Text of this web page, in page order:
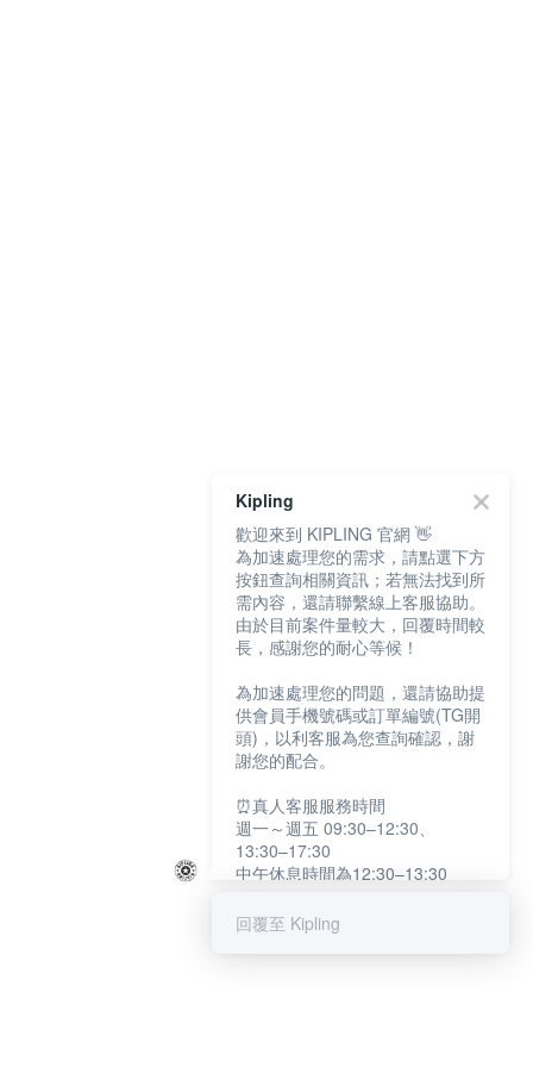
Kipling
歡迎來到 KIPLING 官網 👋
為加速處理您的需求，請點選下方
按鈕查詢相關資訊；若無法找到所
需內容，還請聯繫線上客服協助。
由於目前案件量較大，回覆時間較
長，感謝您的耐心等候！
為加速處理您的問題，還請協助提
供會員手機號碼或訂單編號(TG開
頭)，以利客服為您查詢確認，謝
謝您的配合。
⏰真人客服服務時間
週一～週五 09:30–12:30、
13:30–17:30
中午休息時間為12:30–13:30
提醒您：系統會自動已讀訊息，如
回覆至 Kipling